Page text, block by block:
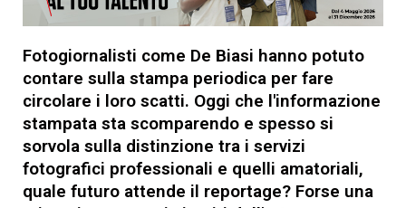
Fotogiornalisti come De Biasi hanno potuto
contare sulla stampa periodica per fare
circolare i loro scatti. Oggi che l'informazione
stampata sta scomparendo e spesso si
sorvola sulla distinzione tra i servizi
fotografici professionali e quelli amatoriali,
quale futuro attende il reportage? Forse una